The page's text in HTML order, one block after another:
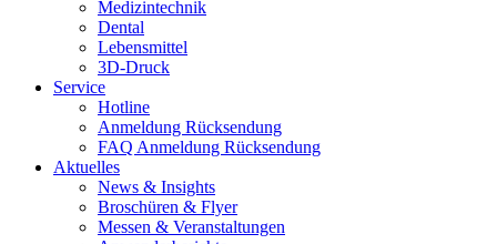
Medizintechnik
Dental
Lebensmittel
3D-Druck
Service
Hotline
Anmeldung Rücksendung
FAQ Anmeldung Rücksendung
Aktuelles
News & Insights
Broschüren & Flyer
Messen & Veranstaltungen